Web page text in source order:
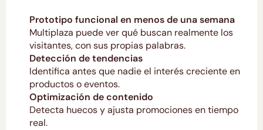
Prototipo funcional en menos de una semana
Multiplaza puede ver qué buscan realmente los
visitantes, con sus propias palabras.
Detección de tendencias
Identifica antes que nadie el interés creciente en
productos o eventos.
Optimización de contenido
Detecta huecos y ajusta promociones en tiempo
real.